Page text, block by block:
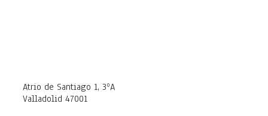
Atrio de Santiago 1, 3ºA
Valladolid 47001